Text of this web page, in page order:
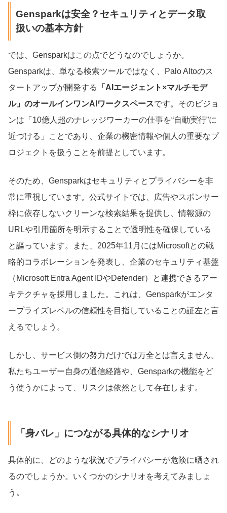
Gensparkは安全？セキュリティとデータ取
扱いの基本方針
では、Gensparkはこの点でどうなのでしょうか。
Gensparkは、単なる検索ツールではなく、Palo Altoのス
タートアップが開発する
「AIエージェント×マルチモデ
ル」のオールインワンAIワークスペースです。そのビジョ
ンは「10億人超のナレッジワーカーの仕事を“自動実行”に
近づける」ことであり、企業の機密情報や個人の重要なプ
ロジェクトを扱うことを前提としています。
そのため、Gensparkはセキュリティとプライバシーを非
常に重視しています。公式サイトでは、広告やスポンサー
枠に依存しないクリーンな検索結果を提供し、情報源の
URLや引用箇所を明示することで透明性を確保している
と謳っています。また、2025年11月にはMicrosoftとの戦
略的コラボレーションを発表し、企業のセキュリティ基盤
（Microsoft Entra Agent IDやDefender）と連携できるアー
キテクチャを採用しました。これは、Gensparkがエンタ
ープライズレベルの信頼性を目指していることの証左と言
えるでしょう。
しかし、サービス側の努力だけでは万全とは言えません。
私たちユーザー自身の通信経路や、Gensparkの機能をど
う使うかによって、リスクは依然として存在します。
「身バレ」につながる具体的なシナリオ
具体的に、どのような状況でプライバシーが危険に晒され
るのでしょうか。いくつかのシナリオを考えてみましょ
う。